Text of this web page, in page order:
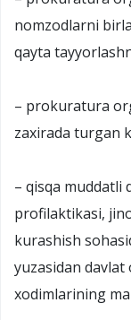
nomzodlarni
qayta
– prokuratura
zaxirada turgan
– qisqa
profilaktikasi,
kurashish
yuzasidan
xodimlarining